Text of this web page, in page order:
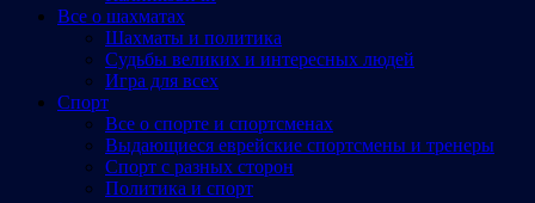
Все о шахматах
Шахматы и политика
Судьбы великих и интересных людей
Игра для всех
Спорт
Все о спорте и спортсменах
Выдающиеся еврейские спортсмены и тренеры
Спорт с разных сторон
Политика и спорт